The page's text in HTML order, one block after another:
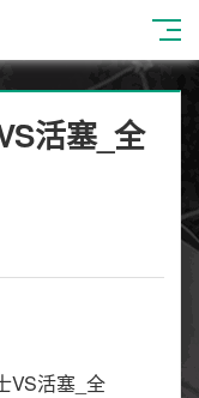
活塞_全
VS活塞_全